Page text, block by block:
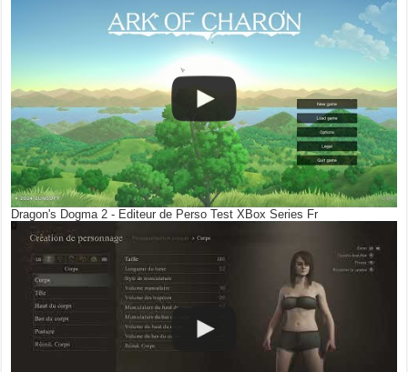
Dragon's Dogma 2 - Editeur de Perso Test XBox Series Fr